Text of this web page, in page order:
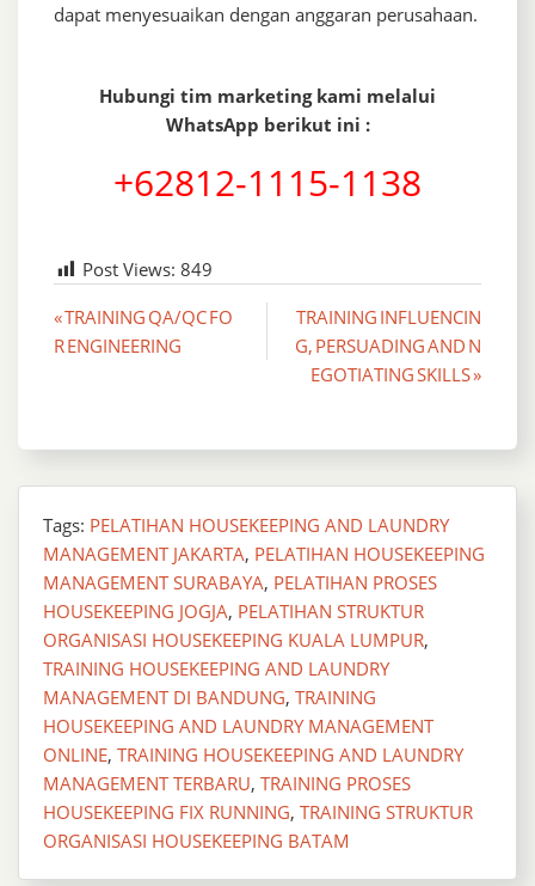
dapat menyesuaikan dengan anggaran perusahaan.
Hubungi tim marketing kami melalui
WhatsApp berikut ini :
+62812-1115-1138
Post Views: 849
Post
navigation
« TRAINING QA/QC FO
R ENGINEERING
TRAINING INFLUENCIN
G, PERSUADING AND N
EGOTIATING SKILLS »
Tags: PELATIHAN HOUSEKEEPING AND LAUNDRY
MANAGEMENT JAKARTA, PELATIHAN HOUSEKEEPING
MANAGEMENT SURABAYA, PELATIHAN PROSES
HOUSEKEEPING JOGJA, PELATIHAN STRUKTUR
ORGANISASI HOUSEKEEPING KUALA LUMPUR,
TRAINING HOUSEKEEPING AND LAUNDRY
MANAGEMENT DI BANDUNG, TRAINING
HOUSEKEEPING AND LAUNDRY MANAGEMENT
ONLINE, TRAINING HOUSEKEEPING AND LAUNDRY
MANAGEMENT TERBARU, TRAINING PROSES
HOUSEKEEPING FIX RUNNING, TRAINING STRUKTUR
ORGANISASI HOUSEKEEPING BATAM